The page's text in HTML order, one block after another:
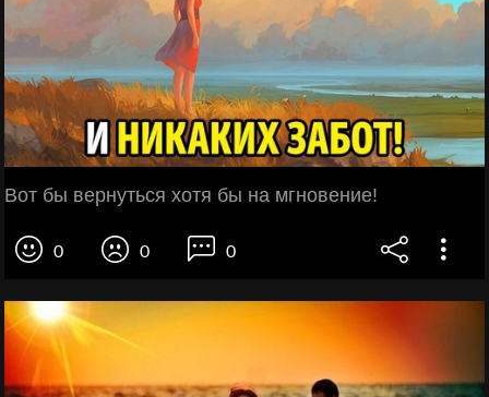
Вот бы вернуться хотя бы на мгновение!
0 0 0